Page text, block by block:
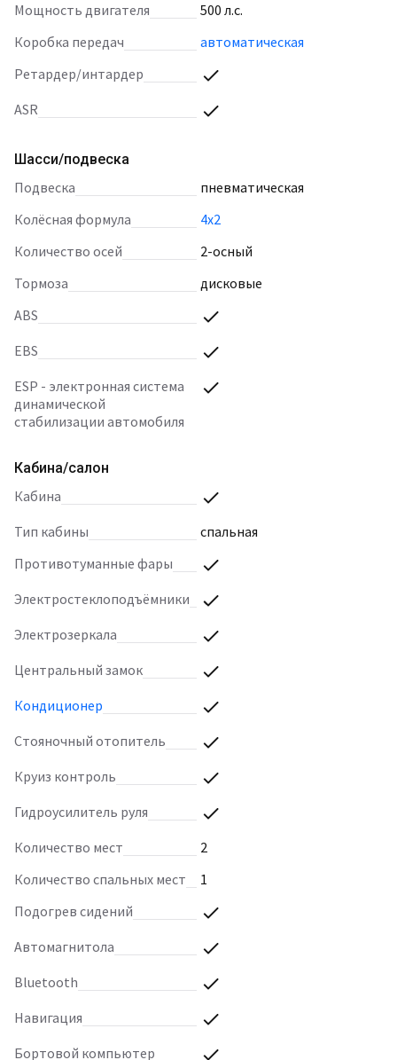
Мощность двигателя
500 л.с.
Коробка передач
автоматическая
Ретардер/интардер
ASR
Шасси/подвеска
Подвеска
пневматическая
Колёсная формула
4х2
Количество осей
2-осный
Тормоза
дисковые
ABS
EBS
ESP - электронная система
динамической
стабилизации автомобиля
Кабина/салон
Кабина
Тип кабины
спальная
Противотуманные фары
Электростеклоподъёмники
Электрозеркала
Центральный замок
Кондиционер
Стояночный отопитель
Круиз контроль
Гидроусилитель руля
Количество мест
2
Количество спальных мест
1
Подогрев сидений
Автомагнитола
Bluetooth
Навигация
Бортовой компьютер